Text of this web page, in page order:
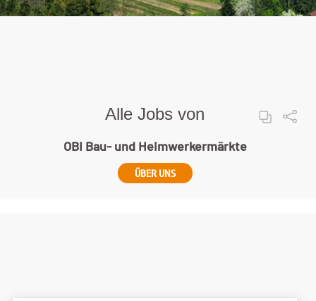
Alle Jobs von
OBI Bau- und Heimwerkermärkte
ÜBER UNS